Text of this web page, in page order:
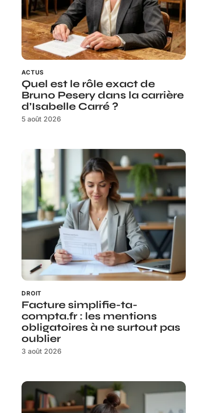
ACTUS
Quel est le rôle exact de
Bruno Pesery dans la carrière
d’Isabelle Carré ?
5 août 2026
DROIT
Facture simplifie-ta-
compta.fr : les mentions
obligatoires à ne surtout pas
oublier
3 août 2026